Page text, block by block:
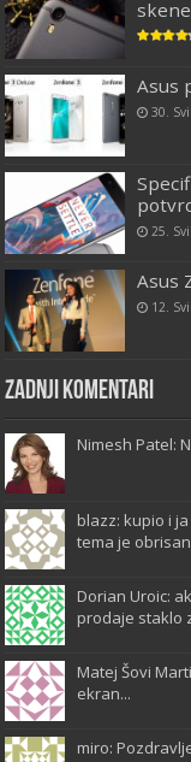
Asus
30.
25.
Asus
12.
Zadnji komentari
Nimesh Patel:
blazz: kupio i
tema je
Dorian Uroic:
prodaje staklo
Matej Šovi
ekran...
miro: